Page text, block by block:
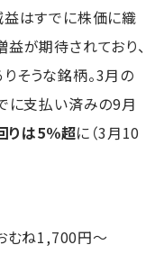
益はすでに株価に織
が期待されており、
そうな銘柄。3月の
に支払い済みの9月
りは5％超に（3月10
むね1,700円～